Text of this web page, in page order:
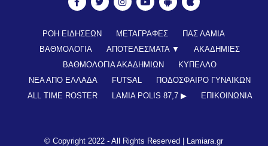
ΡΟΗ ΕΙΔΗΣΕΩΝ ΜΕΤΑΓΡΑΦΕΣ
ΠΑΣ ΛΑΜΙΑ
ΒΑΘΜΟΛΟΓΙΑ
ΑΠΟΤΕΛΕΣΜΑΤΑ ▼
ΑΚΑΔΗΜΙΕΣ
ΒΑΘΜΟΛΟΓΙΑ ΑΚΑΔΗΜΙΩΝ
ΚΥΠΕΛΛΟ
ΝΕΑ ΑΠΟ ΕΛΛΑΔΑ
FUTSAL
ΠΟΔΟΣΦΑΙΡΟ ΓΥΝΑΙΚΩΝ
ALL TIME ROSTER
LAMIA POLIS 87,7 ▶︎ ΕΠΙΚΟΙΝΩΝΊΑ
© Copyright 2022 - All Rights Reserved | Lamiara.gr